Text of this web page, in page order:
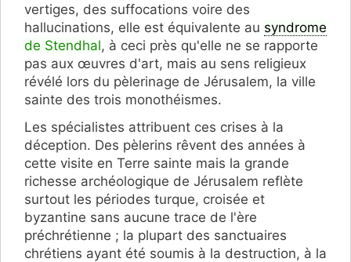
vertiges, des suffocations voire des
hallucinations, elle est équivalente au syndrome
de Stendhal, à ceci près qu'elle ne se rapporte
pas aux œuvres d'art, mais au sens religieux
révélé lors du pèlerinage de Jérusalem, la ville
sainte des trois monothéismes.
Les spécialistes attribuent ces crises à la
déception. Des pèlerins rêvent des années à
cette visite en Terre sainte mais la grande
richesse archéologique de Jérusalem reflète
surtout les périodes turque, croisée et
byzantine sans aucune trace de l'ère
préchrétienne ; la plupart des sanctuaires
chrétiens ayant été soumis à la destruction, à la